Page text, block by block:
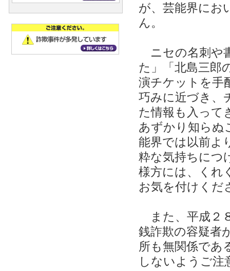
が、芸能界にお
ん。
ニセの名刺や
た」「北島三郎
演チケットを手
巧みに近づき、
た情報も入って
あずかり知らぬ
能界では以前よ
粋な気持ちにつ
様方には、くれ
お気を付けくだ
また、平成２
銭詐欺の容疑者
所も無関係であ
しないようご注